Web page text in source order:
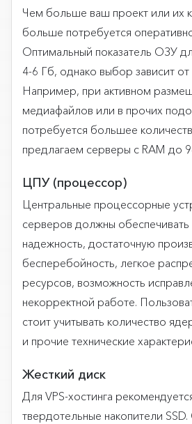
Чем больше ваш проект или их
больше потребуется
Оптимальный показатель ОЗУ
4-6 Гб, однако выбор зависит от
Например, при активном
медиафайлов или в прочих
потребуется большее
предлагаем серверы с RAM до
ЦПУ (процессор)
Центральные процессорные
серверов должны
надежность, достаточную
бесперебойность, легкое
ресурсов, возможность
некорректной работе.
стоит учитывать количество
и прочие технические
Жесткий диск
Для VPS-хостинга
твердотельные накопители